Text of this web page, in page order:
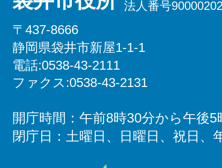
法人番号
〒437-8666
静岡県袋井市新屋1-1-1
電話:0538-43-2111
ファクス:0538-43-2131
開庁時間：午前8時30分から午後5
閉庁日：土曜日、日曜日、祝日、